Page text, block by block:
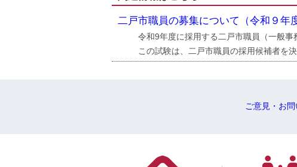
二戸市職員の募集について（令和９年
令和9年度に採用する二戸市職員（一般事
この試験は、二戸市職員の採用候補者を決
ご意見・お